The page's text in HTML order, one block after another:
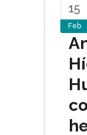
15
Feb